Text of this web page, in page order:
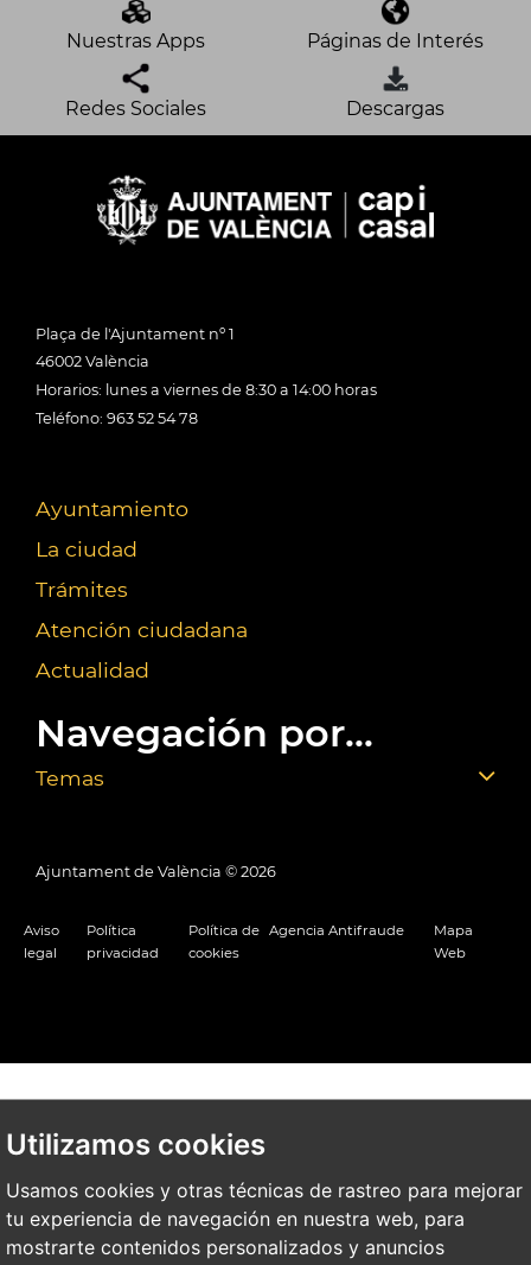
Utilizamos cookies
Usamos cookies y otras técnicas de rastreo para mejorar
tu experiencia de navegación en nuestra web, para
mostrarte contenidos personalizados y anuncios
Nuestras Apps Páginas de Interés
Redes Sociales Descargas
Plaça de l'Ajuntament nº 1
46002 València
Horarios: lunes a viernes de 8:30 a 14:00 horas
Teléfono: 963 52 54 78
Ayuntamiento
La ciudad
Trámites
Atención ciudadana
Actualidad
Navegación por...
Temas
Ajuntament de València © 2026
Aviso
legal
Política
privacidad
Política de
cookies
Agencia Antifraude
Mapa
Web